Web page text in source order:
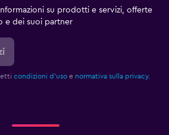
su prodotti e servizi, offerte
e dei suoi partner
condizioni d'uso e normativa sulla privacy.